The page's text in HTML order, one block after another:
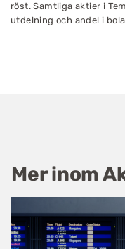
röst. Samtliga aktier i
utdelning och andel i
Mer inom